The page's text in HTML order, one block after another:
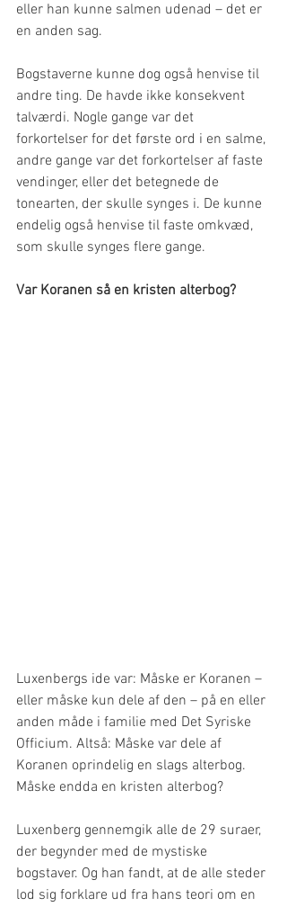
eller han kunne salmen udenad – det er
en anden sag.
Bogstaverne kunne dog også henvise til
andre ting. De havde ikke konsekvent
talværdi. Nogle gange var det
forkortelser for det første ord i en salme,
andre gange var det forkortelser af faste
vendinger, eller det betegnede de
tonearten, der skulle synges i. De kunne
endelig også henvise til faste omkvæd,
som skulle synges flere gange.
Var Koranen så en kristen alterbog?
Luxenbergs ide var: Måske er Koranen –
eller måske kun dele af den – på en eller
anden måde i familie med Det Syriske
Officium. Altså: Måske var dele af
Koranen oprindelig en slags alterbog.
Måske endda en kristen alterbog?
Luxenberg gennemgik alle de 29 suraer,
der begynder med de mystiske
bogstaver. Og han fandt, at de alle steder
lod sig forklare ud fra hans teori om en